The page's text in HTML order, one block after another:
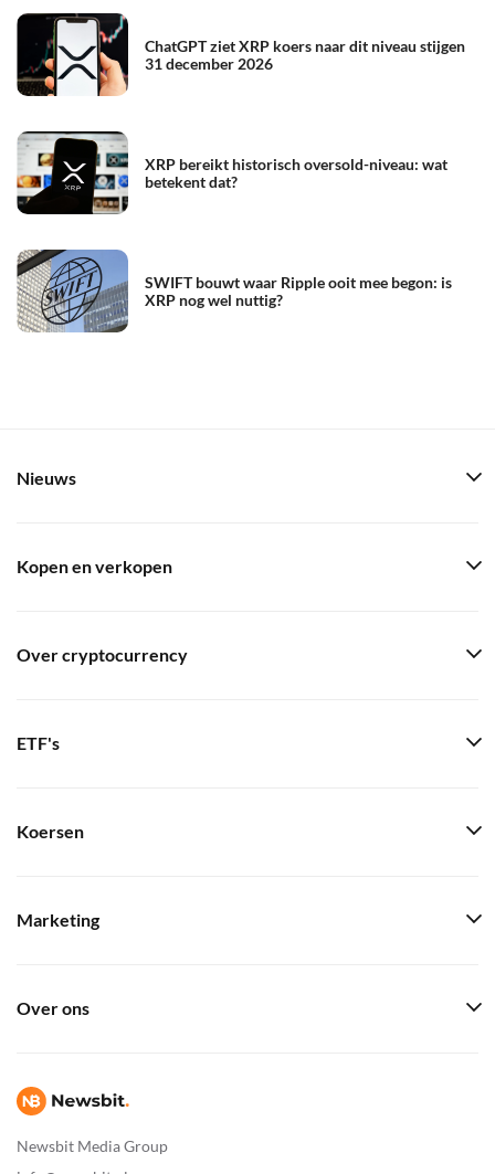
ChatGPT ziet XRP koers naar dit niveau stijgen
31 december 2026
XRP bereikt historisch oversold-niveau: wat
betekent dat?
SWIFT bouwt waar Ripple ooit mee begon: is
XRP nog wel nuttig?
Newsbit Media Group
Nieuws
Kopen en verkopen
Over cryptocurrency
ETF's
Koersen
Marketing
Over ons